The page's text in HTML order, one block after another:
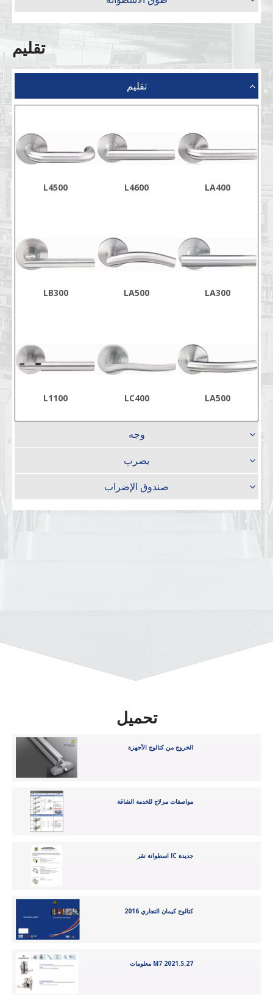
تقليم
تقليم
LA400
L4600
L4500
LA300
LA500
LB300
LA500
LC400
L1100
وجه
يضرب
صندوق الإضراب
تحميل
الخروج من كتالوج الأجهزة
مواصفات مزلاج للخدمة الشاقة
اسطوانة نقر IC جديدة
كتالوج كيمان التجاري 2016
معلومات M7 2021.5.27